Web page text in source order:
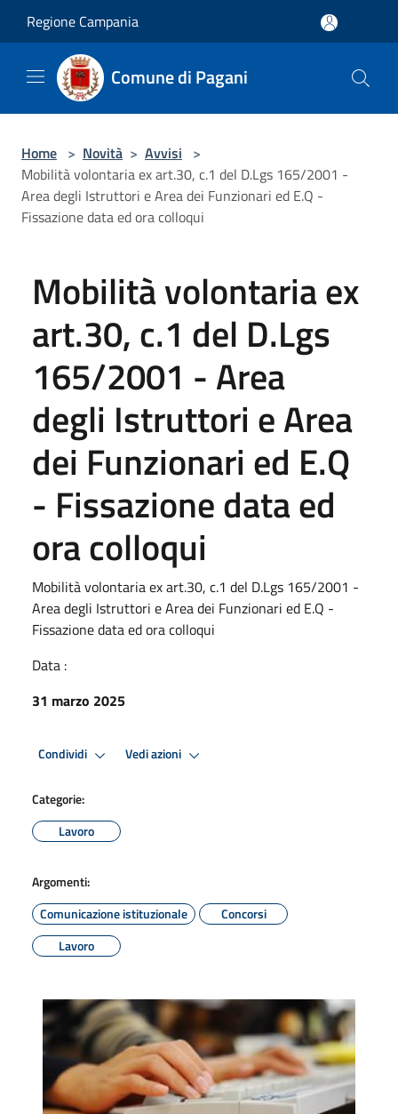
Regione Campania
Comune di Pagani
Home > Novità > Avvisi >
Mobilità volontaria ex art.30, c.1 del D.Lgs 165/2001 -
Area degli Istruttori e Area dei Funzionari ed E.Q -
Fissazione data ed ora colloqui
Mobilità volontaria ex
art.30, c.1 del D.Lgs
165/2001 - Area
degli Istruttori e Area
dei Funzionari ed E.Q
- Fissazione data ed
ora colloqui
Mobilità volontaria ex art.30, c.1 del D.Lgs 165/2001 -
Area degli Istruttori e Area dei Funzionari ed E.Q -
Fissazione data ed ora colloqui
Data :
31 marzo 2025
Condividi Vedi azioni
Categorie:
Lavoro
Argomenti:
Comunicazione istituzionale
Concorsi
Lavoro